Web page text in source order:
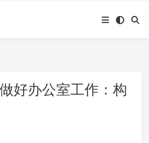
好办公室工作：构